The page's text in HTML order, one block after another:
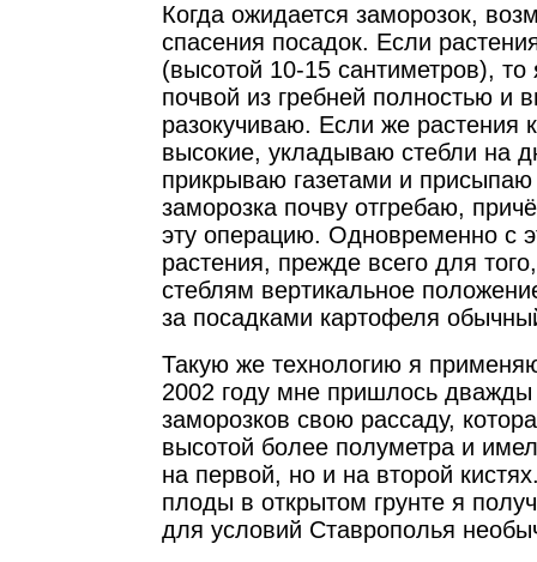
Когда ожидается заморозок,
спасения посадок. Если
(высотой 10-15 сантиметров),
почвой из гребней полностью и
разокучиваю. Если же растения
высокие, укладываю стебли на
прикрываю газетами и
заморозка почву отгребаю,
эту операцию. Одновременно с
растения, прежде всего для
стеблям вертикальное
за посадками картофеля
Такую же технологию я
2002 году мне пришлось дважды
заморозков свою рассаду,
высотой более полуметра и
на первой, но и на второй
плоды в открытом грунте я
для условий Ставрополья